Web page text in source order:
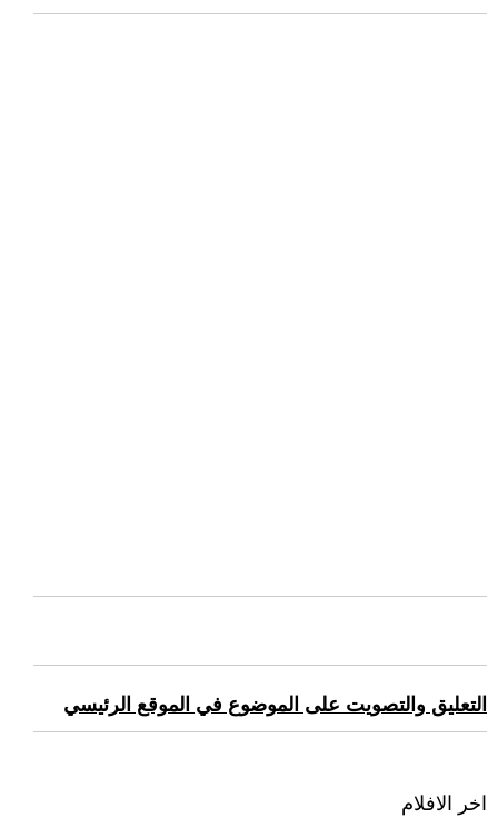
التعليق والتصويت على الموضوع في الموقع الرئيسي
اخر الافلام